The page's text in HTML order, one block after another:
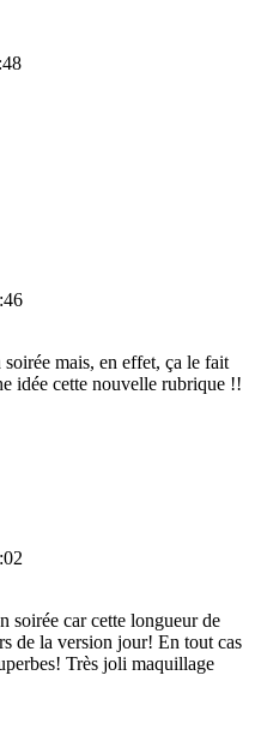
mais, en effet, ça le fait
idée cette nouvelle rubrique !!
soirée car cette longueur de
de la version jour! En tout cas
Très joli maquillage